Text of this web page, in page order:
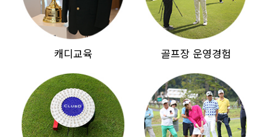
캐디교육 골프장 운영경험